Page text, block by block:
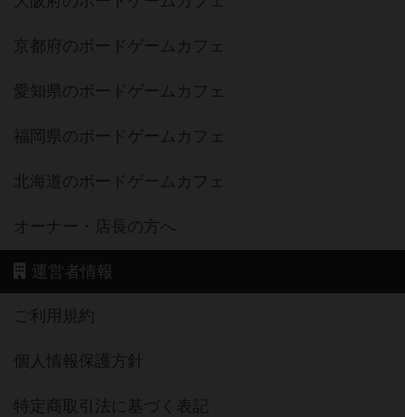
京都府のボードゲームカフェ
愛知県のボードゲームカフェ
福岡県のボードゲームカフェ
北海道のボードゲームカフェ
オーナー・店長の方へ
運営者情報
ご利用規約
個人情報保護方針
特定商取引法に基づく表記